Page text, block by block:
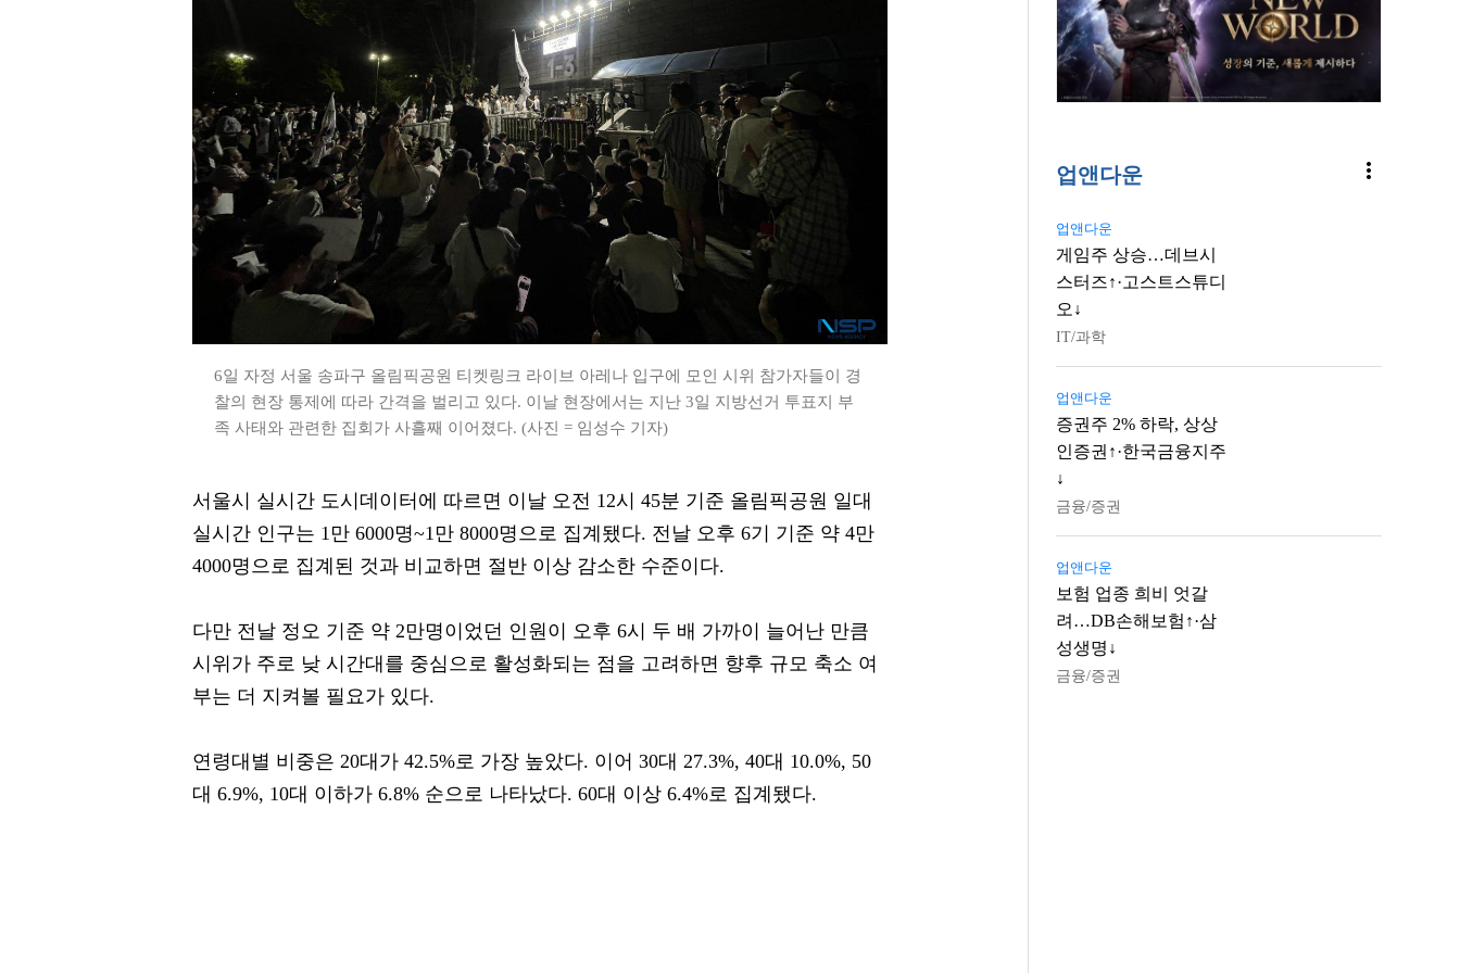
6일 자정 서울 송파구 올림픽공원 티켓링크 라이브 아레나 입구에 모인 시위 참가자들이 경
찰의 현장 통제에 따라 간격을 벌리고 있다. 이날 현장에서는 지난 3일 지방선거 투표지 부
족 사태와 관련한 집회가 사흘째 이어졌다. (사진 = 임성수 기자)
서울시 실시간 도시데이터에 따르면 이날 오전 12시 45분 기준 올림픽공원 일대
실시간 인구는 1만 6000명~1만 8000명으로 집계됐다. 전날 오후 6기 기준 약 4만
4000명으로 집계된 것과 비교하면 절반 이상 감소한 수준이다.
다만 전날 정오 기준 약 2만명이었던 인원이 오후 6시 두 배 가까이 늘어난 만큼
시위가 주로 낮 시간대를 중심으로 활성화되는 점을 고려하면 향후 규모 축소 여
부는 더 지켜볼 필요가 있다.
연령대별 비중은 20대가 42.5%로 가장 높았다. 이어 30대 27.3%, 40대 10.0%, 50
대 6.9%, 10대 이하가 6.8% 순으로 나타났다. 60대 이상 6.4%로 집계됐다.
업앤다운 more_vert
업앤다운
게임주 상승…데브시
스터즈↑·고스트스튜디
오↓
IT/과학
업앤다운
증권주 2% 하락, 상상
인증권↑·한국금융지주
↓
금융/증권
업앤다운
보험 업종 희비 엇갈
려…DB손해보험↑·삼
성생명↓
금융/증권